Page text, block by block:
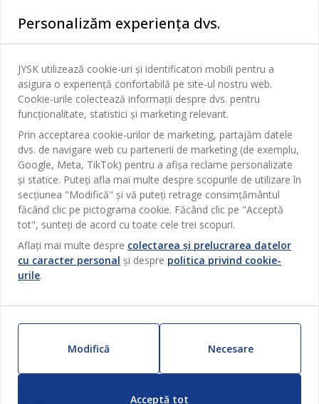
Birou
Sufragerie
Bucătărie
Depozitare
Perdele
Grădină
Pentru casă
Outlet
Produse noi
ZILNIC PREȚ MIC
Contact Relații Clienți
Magazine și program
Broșură
Termeni si conditii vânzări online
Garantia prețului
Garanția Produselor
Politica de confidentialitate
Card cadou
Reclamații
JYSK
Despre JYSK
JYSK.com
Presă
Locuri de muncă
Newsletter
Inspirație
SEDIU CENTRAL
TAROL-DD S.R.L. str. Jubiliara, 41A mun. Chișinău, Republica
Moldova
JYSK BUSINESS TO BUSINESS
Vânzări și relații clienți persoane juridice
Telefon: 060 531 531
E-mail: jysk@jysk.md
JYSK RELAȚII CLIENȚI
Contact Relații Clienți
Telefon: 022 022 030
E-mail: support@jysk.md
Urmărește Jysk
Personalizăm experiența dvs.
JYSK utilizează cookie-uri și identificatori mobili pentru a
asigura o experiență confortabilă pe site-ul nostru web.
Cookie-urile colectează informații despre dvs. pentru
funcționalitate, statistici și marketing relevant.
Prin acceptarea cookie-urilor de marketing, partajăm datele
dvs. de navigare web cu partenerii de marketing (de exemplu,
Google, Meta, TikTok) pentru a afișa reclame personalizate
și statice. Puteți afla mai multe despre scopurile de utilizare în
secțiunea "Modifică" și vă puteți retrage consimțământul
făcând clic pe pictograma cookie. Făcând clic pe "Acceptă
tot", sunteți de acord cu toate cele trei scopuri.
Aflați mai multe despre colectarea și prelucrarea datelor
cu caracter personal și despre politica privind cookie-
urile.
Modifică Necesare
Acceptă tot